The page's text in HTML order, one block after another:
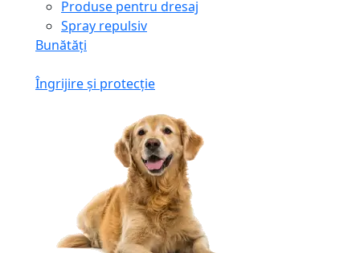
Produse pentru dresaj
Spray repulsiv
Bunătăți
Îngrijire și protecție